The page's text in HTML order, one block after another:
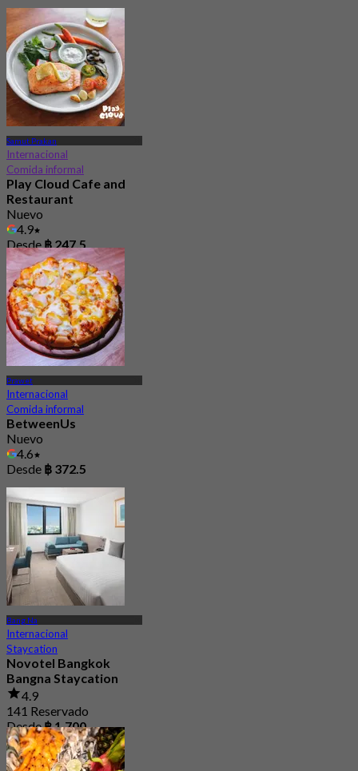
Samut Prakan
Internacional
Comida informal
Play Cloud Cafe and
Restaurant
Nuevo
4.9
Desde ฿ 247.5
Prawet
Internacional
Comida informal
BetweenUs
Nuevo
4.6
Desde ฿ 372.5
Bang Na
Internacional
Staycation
Novotel Bangkok
Bangna Staycation
4.9
141 Reservado
Desde฿ 1,700